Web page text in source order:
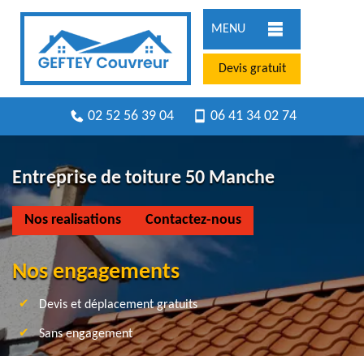
MENU
Devis gratuit
02 52 56 39 04 06 41 34 02 74
Entreprise de toiture 50 Manche
Nos realisations Contactez-nous
Nos engagements
Devis et déplacement gratuits
Sans engagement